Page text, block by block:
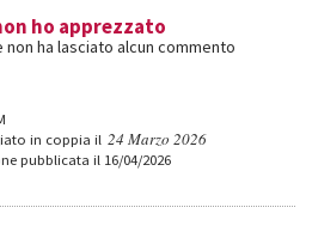
ho apprezzato
non ha lasciato alcun commento
in coppia il 24 Marzo 2026
pubblicata il 16/04/2026